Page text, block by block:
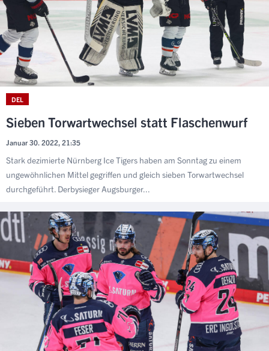
DEL
Sieben Torwartwechsel statt Flaschenwurf
Januar 30. 2022, 21:35
Stark dezimierte Nürnberg Ice Tigers haben am Sonntag zu einem
ungewöhnlichen Mittel gegriffen und gleich sieben Torwartwechsel
durchgeführt. Derbysieger Augsburger...